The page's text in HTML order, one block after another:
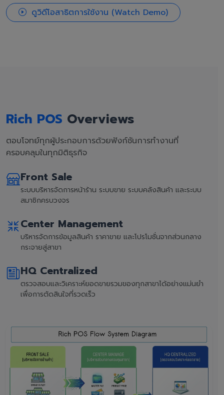
ดูวิดีโอสาธิตการใช้งาน (Watch Demo)
Rich POS Overviews
ตอบโจทย์ทุกผู้ประกอบการด้วยฟังก์ชันการทำงานที่
ครอบคลุมในทุกมิติธุรกิจ
Front Sale
ระบบบริหารจัดการหน้าร้าน ระบบขาย ระบบคลังสินค้า และระบบ
สมาชิกครบวงจร
Center Management
บริหารจัดการข้อมูลสินค้า ราคาขาย และโปรโมชั่นจากส่วนกลาง
กระจายสู่สาขา
HQ Centralized
ตรวจสอบและวิเคราะห์ยอดขายรวมของทุกสาขาได้อย่างแม่นยำ
เพื่อการตัดสินใจที่รวดเร็ว